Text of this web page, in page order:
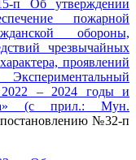
п Об утверждении
пожарной
обороны,
чрезвычайных
проявлений
2022 – 2024 годы и
(с прил.: Мун.
постановлению №32-п